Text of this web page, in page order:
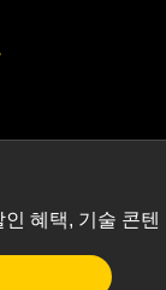
혜택, 기술 콘텐